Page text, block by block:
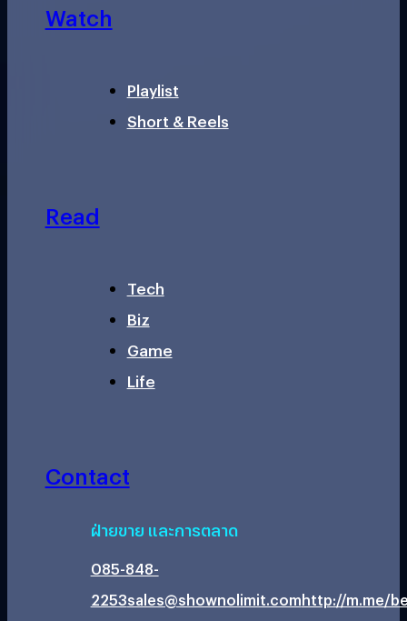
Watch
Playlist
Short & Reels
Read
Tech
Biz
Game
Life
Contact
ฝ่ายขาย และการตลาด
085-848-
2253sales@shownolimit.comhttp://m.me/